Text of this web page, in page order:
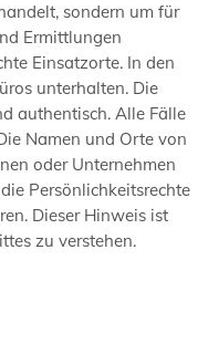
sondern um für
Ermittlungen
Einsatzorte. In den
unterhalten. Die
authentisch. Alle Fälle
Namen und Orte von
oder Unternehmen
Persönlichkeitsrechte
Dieser Hinweis ist
zu verstehen.